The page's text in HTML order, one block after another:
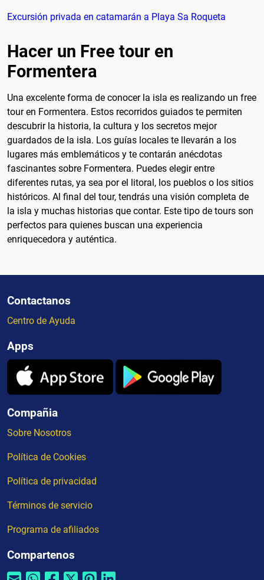
Excursión privada en catamarán a Playa Sa Roqueta
Hacer un Free tour en
Formentera
Una excelente forma de conocer la isla es realizando un free
tour en Formentera. Estos recorridos guiados te permiten
descubrir la historia, la cultura y los secretos mejor
guardados de la isla. Los guías locales te llevarán a los
lugares más emblemáticos y te contarán anécdotas
fascinantes sobre Formentera. Puedes elegir entre
diferentes rutas, ya sea por el litoral, los pueblos o los sitios
históricos. Al final del tour, tendrás una visión completa de
la isla y muchas historias que contar. Este tipo de tours son
perfectos para quienes buscan una experiencia
enriquecedora y auténtica.
Contactanos
Centro de Ayuda
Apps
Compañia
Sobre Nosotros
Política de Cookies
Política de privacidad
Términos de servicio
Programa de afiliados
Compartenos